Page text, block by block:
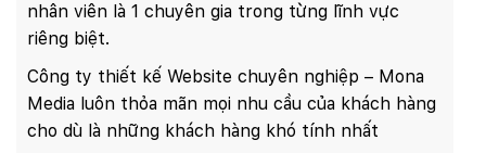
nhân viên là 1 chuyên gia trong từng lĩnh vực
riêng biệt.
Công ty thiết kế Website chuyên nghiệp – Mona
Media luôn thỏa mãn mọi nhu cầu của khách hàng
cho dù là những khách hàng khó tính nhất